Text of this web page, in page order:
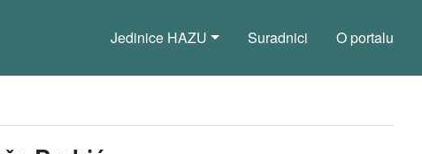
Jedinice HAZU Suradnici O portalu